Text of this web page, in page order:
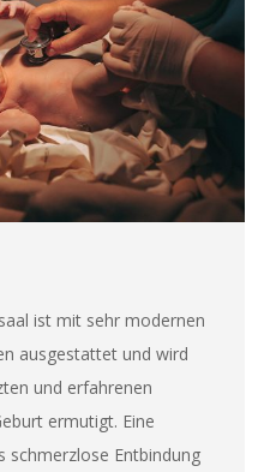
ist mit sehr modernen
ausgestattet und wird
und erfahrenen
ermutigt. Eine
schmerzlose Entbindung